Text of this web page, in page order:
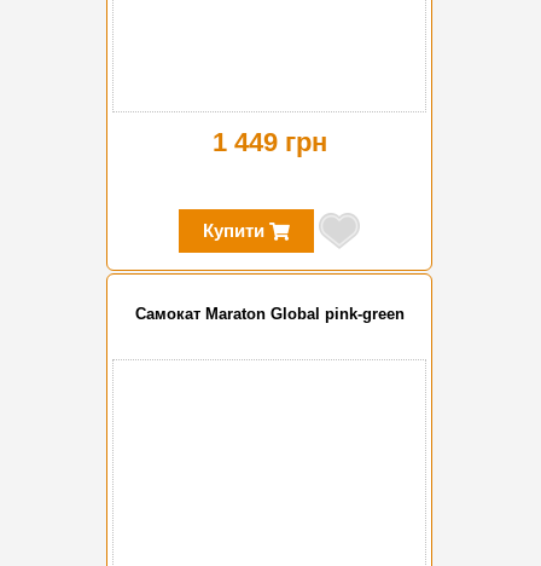
1 449 грн
Купити
Cамокат Maraton Global pink-green